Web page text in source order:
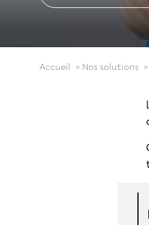
Accueil Nos solutions